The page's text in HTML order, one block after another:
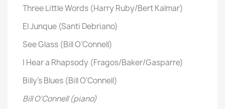
Three Little Words (Harry Ruby/Bert Kalmar)
El Junque (Santi Debriano)
See Glass (Bill O’Connell)
I Hear a Rhapsody (Fragos/Baker/Gasparre)
Billy’s Blues (Bill O’Connell)
Bill O'Connell (piano)